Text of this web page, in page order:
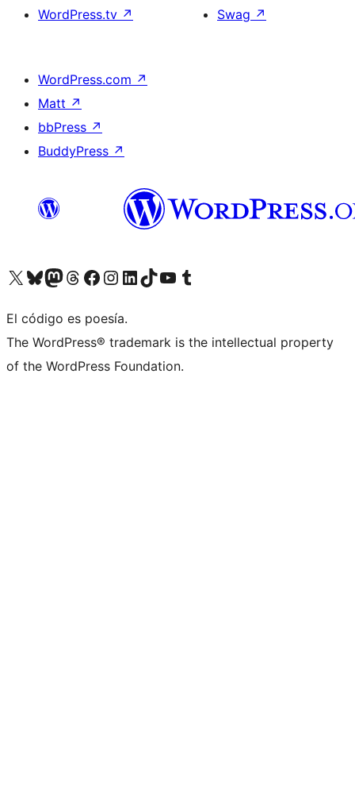
WordPress.tv ↗
Swag ↗
WordPress.com ↗
Matt ↗
bbPress ↗
BuddyPress ↗
Visita nuestra cuenta de X (anteriormente Twitter)
Visita nuestra cuenta de Bluesky
Visita nuestra cuenta de Mastodon
Visita nuestra cuenta de Threads
Visita nuestra página de Facebook
Visita nuestra cuenta de Instagram
Visita nuestra cuenta de LinkedIn
Visita nuestra cuenta de TikTok
Visita nuestro canal de YouTube
Visita nuestra cuenta de Tumblr
El código es poesía.
The WordPress® trademark is the intellectual property
of the WordPress Foundation.